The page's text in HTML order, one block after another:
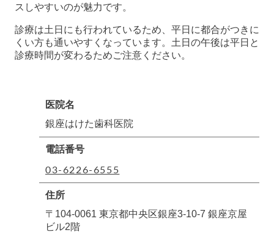
スしやすいのが魅力です。
診療は土日にも行われているため、平日に都合がつきに
くい方も通いやすくなっています。土日の午後は平日と
診療時間が変わるためご注意ください。
医院名
銀座はけた歯科医院
電話番号
03-6226-6555
住所
〒104-0061 東京都中央区銀座3-10-7 銀座京屋
ビル2階